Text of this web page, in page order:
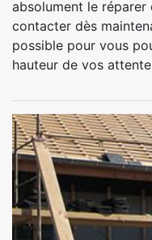
absolument le réparer
contacter dès
possible pour vous
hauteur de vos